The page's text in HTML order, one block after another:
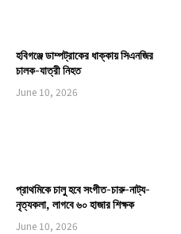
হবিগঞ্জে ডাম্পট্রাকের ধাক্কায় সিএনজির
চালক-যাত্রী নিহত
June 10, 2026
প্রাথমিকে চালু হবে সংগীত-চারু-নাট্য-
নৃত্যকলা, লাগবে ৬০ হাজার শিক্ষক
June 10, 2026